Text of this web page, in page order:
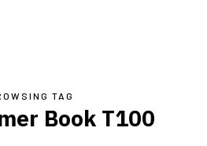
TAG
Book T100